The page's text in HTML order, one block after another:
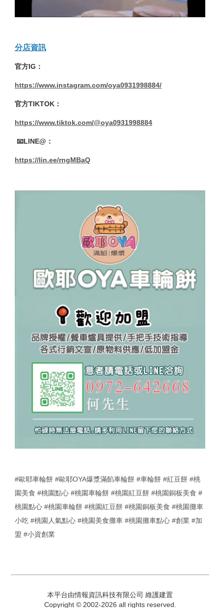
分店資訊
官方IG：
https://www.instagram.com/oya0931998884/
官方TIKTOK：
https://www.tiktok.com/@oya0931998884
📧LINE@：
https://lin.ee/rngMBaQ
#歐耶車輪餅 #歐耶OYA爆漿滿餡車輪餅 #車輪餅 #紅豆餅 #桃
園美食 #桃園點心 #桃園車輪餅 #桃園紅豆餅 #桃園銅板美食 #
桃園點心 #桃園車輪餅 #桃園紅豆餅 #桃園銅板美食 #桃園攤車
小吃 #桃園人氣點心 #桃園美食攤車 #桃園攤車點心 #創業 #加
盟 #小資創業
本平台由情報資訊科技有限公司 維護建置
Copyright © 2002-2026 all rights reserved.